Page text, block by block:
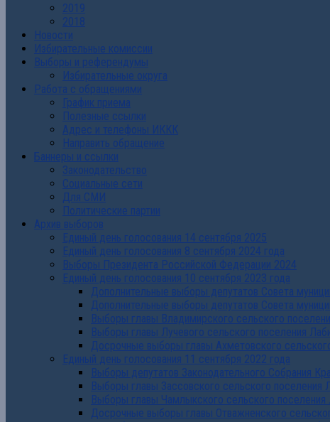
2019
2018
Новости
Избирательные комиссии
Выборы и референдумы
Избирательные округа
Работа с обращениями
График приема
Полезные ссылки
Адрес и телефоны ИККК
Направить обращение
Баннеры и ссылки
Законодательство
Социальные сети
Для СМИ
Политические партии
Архив выборов
Единый день голосования 14 сентября 2025
Единый день голосования 8 сентября 2024 года
Выборы Президента Российской Федерации 2024
Единый день голосования 10 сентября 2023 года
Дополнительные выборы депутатов Совета
Дополнительные выборы депутатов Совета
Выборы главы Владимирского сельского
Выборы главы Лучевого сельского поселения
Досрочные выборы главы Ахметовского
Единый день голосования 11 сентября 2022 года
Выборы депутатов Законодательного Собрания
Выборы главы Зассовского сельского поселения
Выборы главы Чамлыкского сельского поселения
Досрочные выборы главы Отважненского